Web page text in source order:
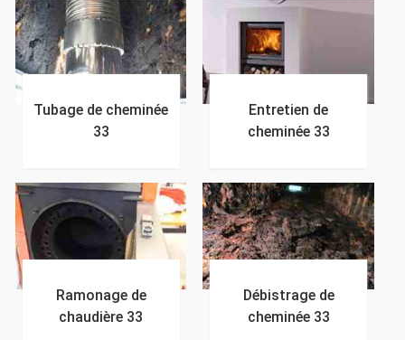
Tubage de cheminée
33
Entretien de
cheminée 33
Ramonage de
chaudière 33
Débistrage de
cheminée 33